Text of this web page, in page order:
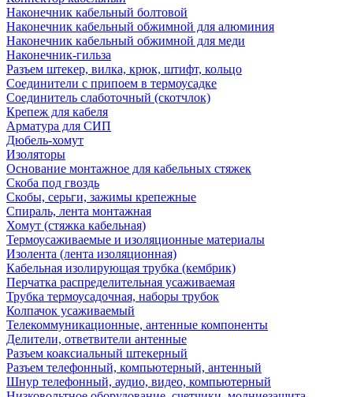
Наконечник кабельный болтовой
Наконечник кабельный обжимной для алюминия
Наконечник кабельный обжимной для меди
Наконечник-гильза
Разъем штекер, вилка, крюк, штифт, кольцо
Соединители с припоем в термоусадке
Соединитель слаботочный (скотчлок)
Крепеж для кабеля
Арматура для СИП
Дюбель-хомут
Изоляторы
Основание монтажное для кабельных стяжек
Скоба под гвоздь
Скобы, серьги, зажимы крепежные
Спираль, лента монтажная
Хомут (стяжка кабельная)
Термоусаживаемые и изоляционные материалы
Изолента (лента изоляционная)
Кабельная изолирующая трубка (кембрик)
Перчатка распределительная усаживаемая
Трубка термоусадочная, наборы трубок
Колпачок усаживаемый
Телекоммуникационные, антенные компоненты
Делители, ответвители антенные
Разъем коаксиальный штекерный
Разъем телефонный, компьютерный, антенный
Шнур телефонный, аудио, видео, компьютерный